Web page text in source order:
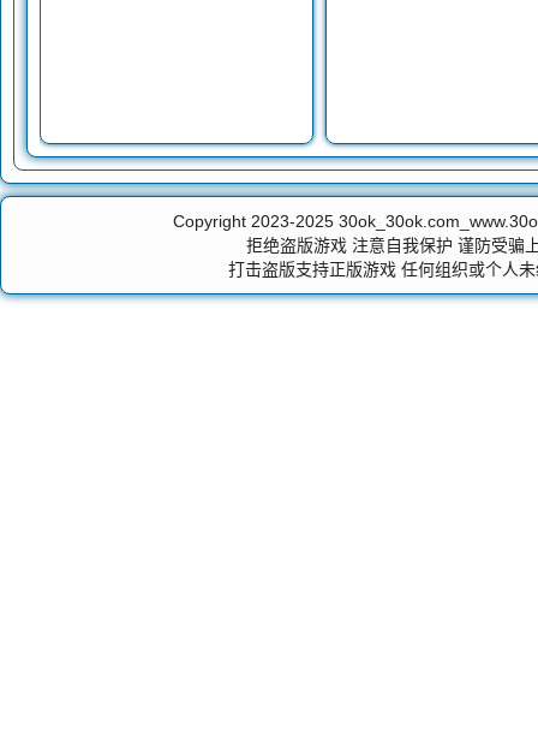
Copyright 2023-2025
拒绝盗版游戏 注意自我保护 谨防受骗
打击盗版支持正版游戏 任何组织或个人